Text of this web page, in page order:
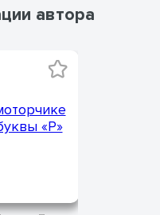
автора